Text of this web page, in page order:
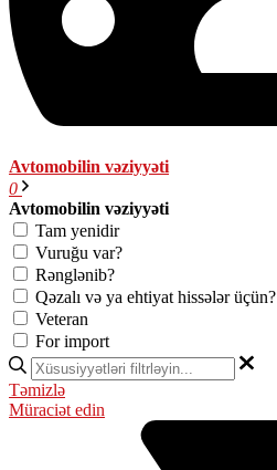
Avtomobilin vəziyyəti
0
Avtomobilin vəziyyəti
Tam yenidir
Vuruğu var?
Rənglənib?
Qəzalı və ya ehtiyat hissələr üçün?
Veteran
For import
Təmizlə
Müraciət edin